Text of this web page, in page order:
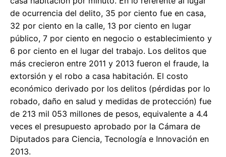
de ocurrencia del delito, 35 por ciento fue en casa,
32 por ciento en la calle, 13 por ciento en lugar
público, 7 por ciento en negocio o establecimiento y
6 por ciento en el lugar del trabajo. Los delitos que
más crecieron entre 2011 y 2013 fueron el fraude, la
extorsión y el robo a casa habitación. El costo
económico derivado por los delitos (pérdidas por lo
robado, daño en salud y medidas de protección) fue
de 213 mil 053 millones de pesos, equivalente a 4.4
veces el presupuesto aprobado por la Cámara de
Diputados para Ciencia, Tecnología e Innovación en
2013.